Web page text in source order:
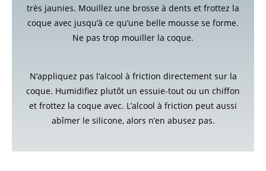
très jaunies. Mouillez une brosse à dents et frottez la
coque avec jusqu’à ce qu’une belle mousse se forme.
Ne pas trop mouiller la coque.
N’appliquez pas l’alcool à friction directement sur la
coque. Humidifiez plutôt un essuie-tout ou un chiffon
et frottez la coque avec. L’alcool à friction peut aussi
abîmer le silicone, alors n’en abusez pas.